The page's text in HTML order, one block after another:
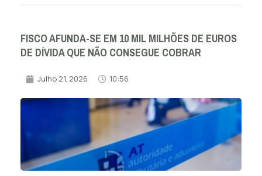
FISCO AFUNDA-SE EM 10 MIL MILHÕES DE EUROS
DE DÍVIDA QUE NÃO CONSEGUE COBRAR
Julho 21, 2026 10:56